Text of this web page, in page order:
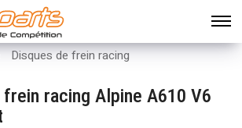
Disques de frein racing
racing Alpine A610 V6